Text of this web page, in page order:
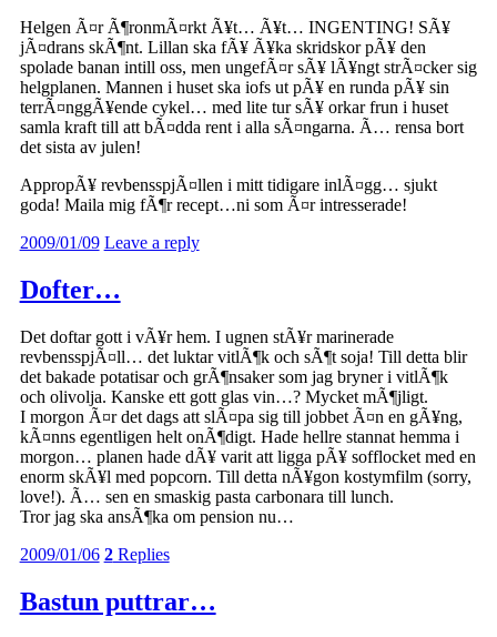
Helgen Ã¤r Ã¶ronmÃ¤rkt Ã¥t… Ã¥t… INGENTING! SÃ¥
jÃ¤drans skÃ¶nt. Lillan ska fÃ¥ Ã¥ka skridskor pÃ¥ den
spolade banan intill oss, men ungefÃ¤r sÃ¥ lÃ¥ngt strÃ¤cker sig
helgplanen. Mannen i huset ska iofs ut pÃ¥ en runda pÃ¥ sin
terrÃ¤nggÃ¥ende cykel… med lite tur sÃ¥ orkar frun i huset
samla kraft till att bÃ¤dda rent i alla sÃ¤ngarna. Ã… rensa bort
det sista av julen!
AppropÃ¥ revbensspjÃ¤llen i mitt tidigare inlÃ¤gg… sjukt
goda! Maila mig fÃ¶r recept…ni som Ã¤r intresserade!
2009/01/09 Leave a reply
Dofter…
Det doftar gott i vÃ¥r hem. I ugnen stÃ¥r marinerade
revbensspjÃ¤ll… det luktar vitlÃ¶k och sÃ¶t soja! Till detta blir
det bakade potatisar och grÃ¶nsaker som jag bryner i vitlÃ¶k
och olivolja. Kanske ett gott glas vin…? Mycket mÃ¶jligt.
I morgon Ã¤r det dags att slÃ¤pa sig till jobbet Ã¤n en gÃ¥ng,
kÃ¤nns egentligen helt onÃ¶digt. Hade hellre stannat hemma i
morgon… planen hade dÃ¥ varit att ligga pÃ¥ sofflocket med en
enorm skÃ¥l med popcorn. Till detta nÃ¥gon kostymfilm (sorry,
love!). Ã… sen en smaskig pasta carbonara till lunch.
Tror jag ska ansÃ¶ka om pension nu…
2009/01/06 2Replies
Bastun puttrar…